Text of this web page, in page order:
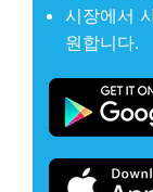
시장에서
원합니다.